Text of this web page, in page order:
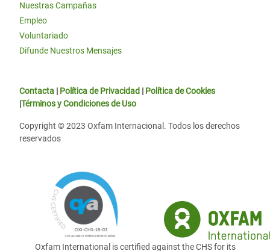
Nuestras Campañas
Empleo
Voluntariado
Difunde Nuestros Mensajes
Contacta | Política de Privacidad | Política de Cookies
|Términos y Condiciones de Uso
Copyright © 2023 Oxfam Internacional. Todos los derechos
reservados
Oxfam International is certified against the CHS for its